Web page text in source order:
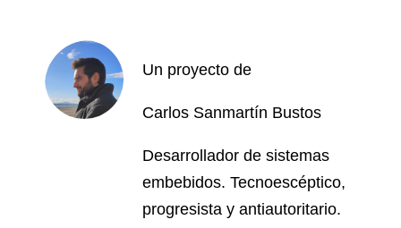
Un proyecto de
Carlos Sanmartín Bustos
Desarrollador de sistemas
embebidos. Tecnoescéptico,
progresista y antiautoritario.